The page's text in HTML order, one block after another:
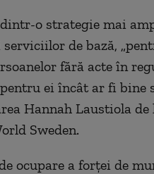
o strategie mai
de bază,
fără acte în
ei încât ar fi bine
Hannah Laustiola
Sweden.
ocupare a forței de